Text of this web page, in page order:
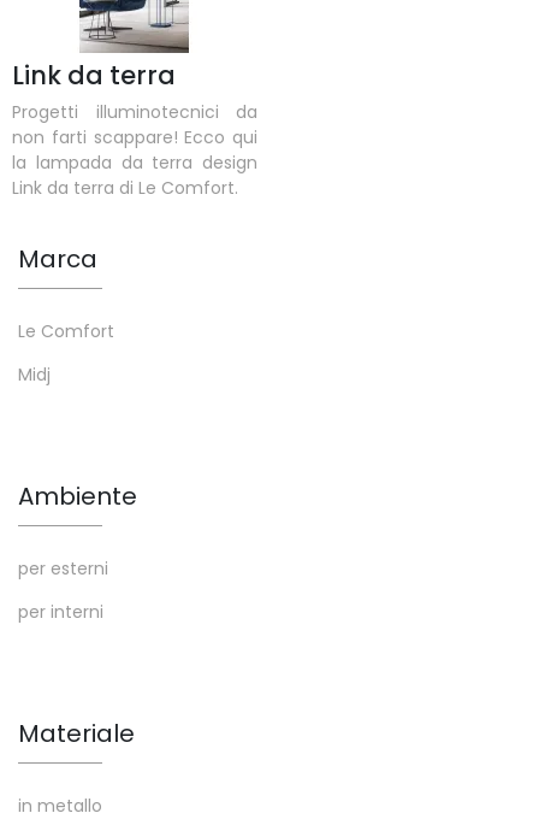
Link da terra
Progetti illuminotecnici da
non farti scappare! Ecco qui
la lampada da terra design
Link da terra di Le Comfort.
Marca
Le Comfort
Midj
Ambiente
per esterni
per interni
Materiale
in metallo